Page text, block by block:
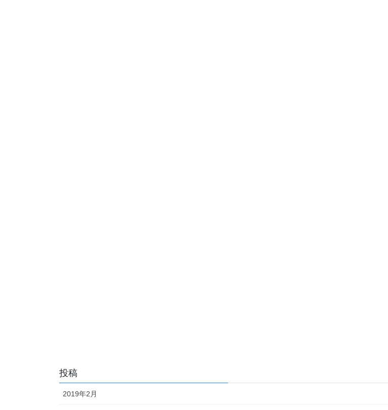
投稿
2019年2月